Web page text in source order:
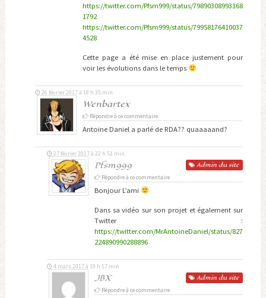
https://twitter.com/Pfsm999/status/79890308993168
1792
https://twitter.com/Pfsm999/status/79958176410037
4528
Cette page a été mise en place justement pour
voir les évolutions dans le temps
Wenbartex
26 février 2017 à 18 h 35 min
Répondre à ce commentaire
Antoine Daniel a parlé de RDA?? quaaaaand?
Pfsm999 Admin du site
27 février 2017 à 22 h 51 min
Répondre à ce commentaire
Bonjour L’ami
Dans sa vidéo sur son projet et également sur
Twitter :
https://twitter.com/MrAntoineDaniel/status/827
224890990288896
JBX Admin du site
4 mars 2017 à 19 h 17 min
Répondre à ce commentaire